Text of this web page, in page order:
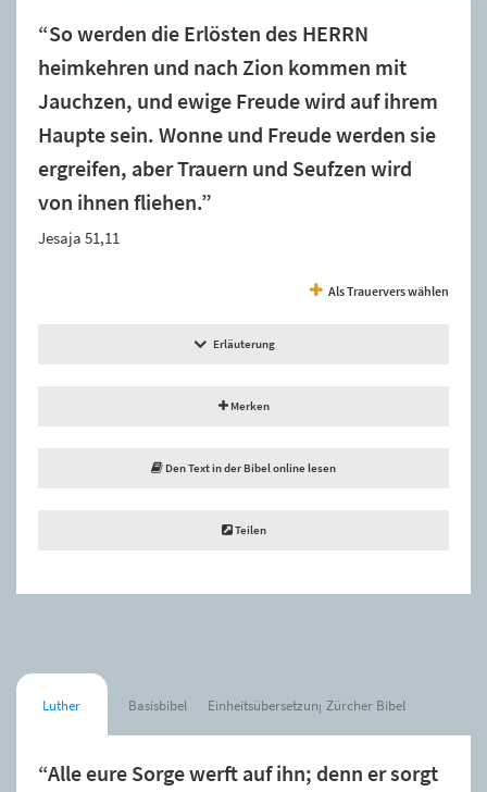
“So werden die Erlösten des HERRN
heimkehren und nach Zion kommen mit
Jauchzen, und ewige Freude wird auf ihrem
Haupte sein. Wonne und Freude werden sie
ergreifen, aber Trauern und Seufzen wird
von ihnen fliehen.”
Jesaja 51,11
Als Trauervers wählen
Erläuterung
Merken
Den Text in der Bibel online lesen
Teilen
Luther Basisbibel Einheitsübersetzung Zürcher Bibel
“Alle eure Sorge werft auf ihn; denn er sorgt